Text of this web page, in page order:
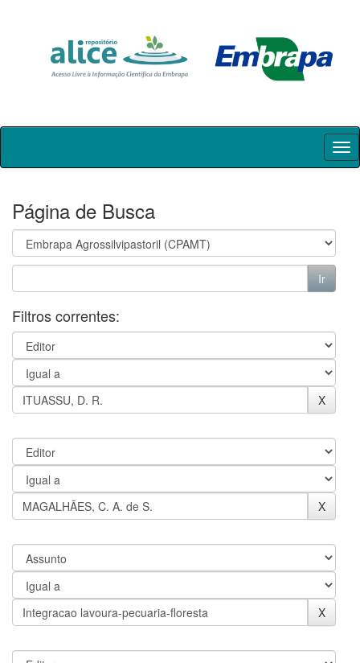
Skip
Página de Busca
Filtros correntes: